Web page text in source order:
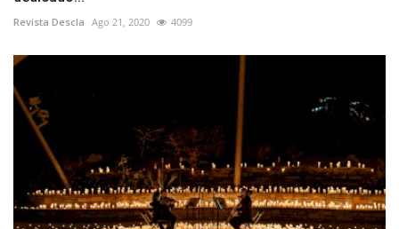
Revista Descla Ago 21, 2020 4099